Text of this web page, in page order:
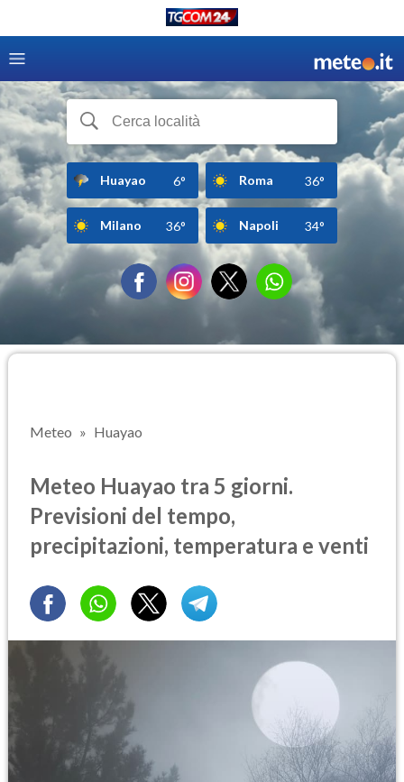
Huayao 6° Roma 36°
Milano 36° Napoli 34°
Meteo Huayao
Meteo Huayao tra 5 giorni.
Previsioni del tempo,
precipitazioni, temperatura e venti